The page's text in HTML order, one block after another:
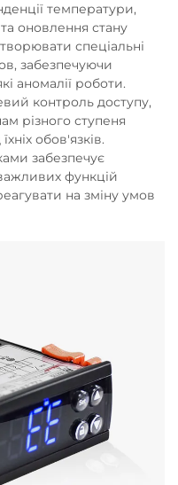
температури,
оновлення стану
спеціальні
забезпечуючи
аномалії роботи.
контроль доступу,
різного ступеня
обов'язків.
забезпечує
функцій
на зміну умов